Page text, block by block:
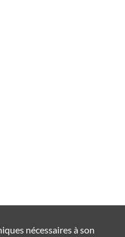
nécessaires à son